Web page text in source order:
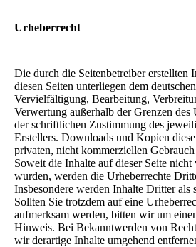
Urheberrecht
Die durch die Seitenbetreiber erstellten
diesen Seiten unterliegen dem
Vervielfältigung, Bearbeitung,
Verwertung außerhalb der Grenzen des
der schriftlichen Zustimmung des
Erstellers. Downloads und Kopien
privaten, nicht kommerziellen Gebrauch
Soweit die Inhalte auf dieser Seite
wurden, werden die Urheberrechte
Insbesondere werden Inhalte Dritter als
Sollten Sie trotzdem auf eine
aufmerksam werden, bitten wir um
Hinweis. Bei Bekanntwerden von
wir derartige Inhalte umgehend